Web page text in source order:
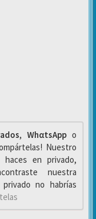
, WhαtsAppo
Nuestro
en privado,
nuestra
no habrías